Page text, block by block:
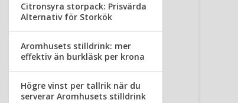
Citronsyra storpack: Prisvärda
Alternativ för Storkök
Aromhusets stilldrink: mer
effektiv än burkläsk per krona
Högre vinst per tallrik när du
serverar Aromhusets stilldrink